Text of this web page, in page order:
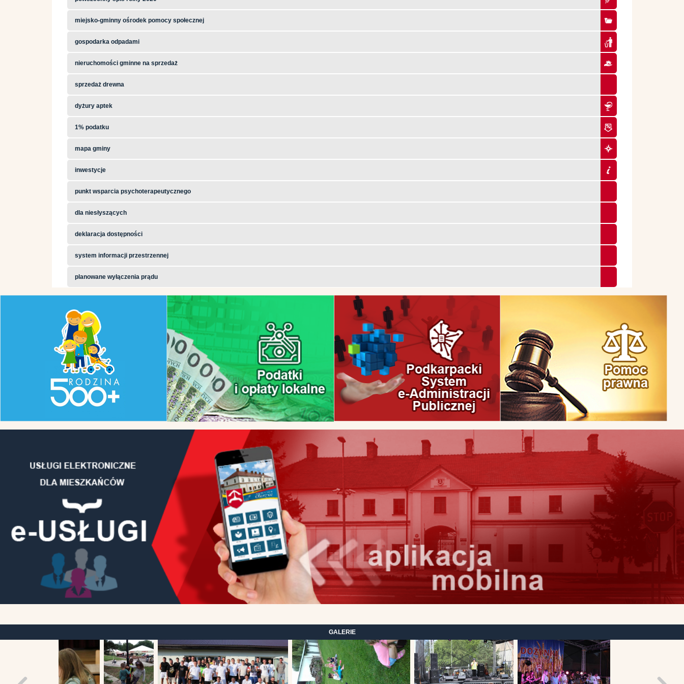
miejsko-gminny ośrodek pomocy społecznej
gospodarka odpadami
nieruchomości gminne na sprzedaż
sprzedaż drewna
dyżury aptek
1% podatku
mapa gminy
inwestycje
punkt wsparcia psychoterapeutycznego
dla niesłyszących
deklaracja dostępności
system informacji przestrzennej
planowane wyłączenia prądu
GALERIE